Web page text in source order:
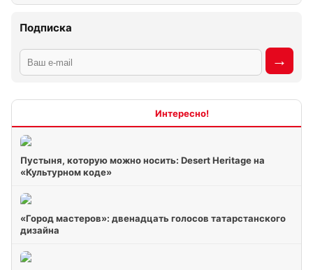
Подписка
Пустыня, которую можно носить: Desert Heritage на
«Культурном коде»
«Город мастеров»: двенадцать голосов татарстанского
дизайна